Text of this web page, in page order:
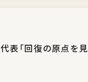
表「回復の原点を見